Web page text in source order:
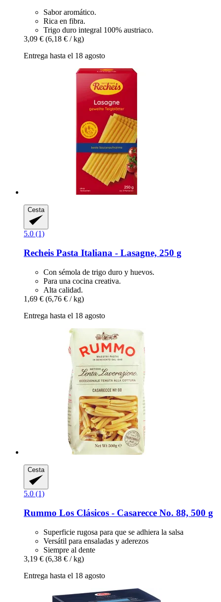
Sabor aromático.
Rica en fibra.
Trigo duro integral 100% austriaco.
3,09 € (6,18 € / kg)
Entrega hasta el 18 agosto
Cesta
5.0 (1)
Recheis Pasta Italiana -​ Lasagne, 250 g
Con sémola de trigo duro y huevos.
Para una cocina creativa.
Alta calidad.
1,69 € (6,76 € / kg)
Entrega hasta el 18 agosto
Cesta
5.0 (1)
Rummo Los Clásicos -​ Casarecce No. 88, 500 g
Superficie rugosa para que se adhiera la salsa
Versátil para ensaladas y aderezos
Siempre al dente
3,19 € (6,38 € / kg)
Entrega hasta el 18 agosto